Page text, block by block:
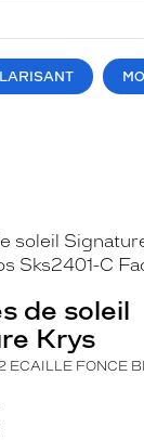
de soleil
Krys
ECAILLE FONCE